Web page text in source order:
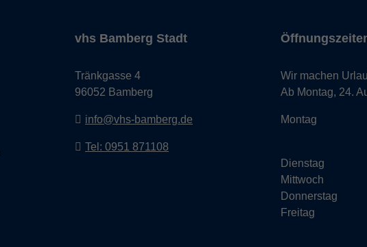
vhs Bamberg Stadt
Tränkgasse 4
96052 Bamberg
info@vhs-bamberg.de
Tel: 0951 871108
Wir machen
Ab Montag, 24.
Montag
Dienstag
Mittwoch
Donnerstag
Freitag